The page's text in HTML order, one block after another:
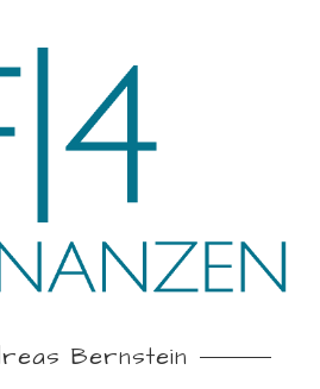
Bernstein